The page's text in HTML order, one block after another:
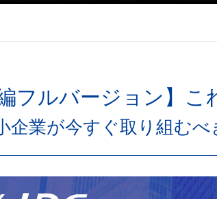
編フルバージョン】こ
企業が今すぐ取り組む